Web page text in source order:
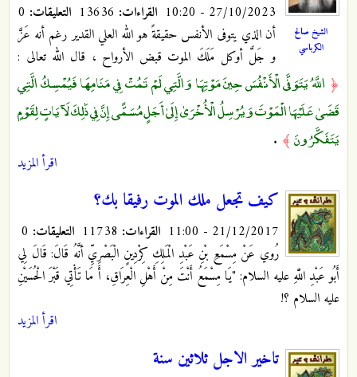
الشيخ صالح
الكرباسي
27/10/2023 - 10:20 القراءات: التعليقات:
أن الذي يتوفى الأنفس حقيقةً هو الله العلي القدير رغم أنه عَزَّ
و جَلَّ أوكل مَلَكَ الموت قبض الأرواح ، قال الله تعالى :
﴿ اللَّهُ يَتَوَفَّى الْأَنْفُسَ حِينَ مَوْتِهَا وَالَّتِي لَمْ تَمُتْ فِي مَنَامِهَا فَيُمْسِكُ الَّتِي
قَضَىٰ عَلَيْهَا الْمَوْتَ وَيُرْسِلُ الْأُخْرَىٰ إِلَىٰ أَجَلٍ مُسَمًّى إِنَّ فِي ذَٰلِكَ لَآيَاتٍ لِقَوْمٍ
يَتَفَكَّرُونَ ﴾ .
اقرأ المزيد
كيف تجعل ملك الموت رفيقا بك؟
21/12/2017 - 11:00 القراءات: التعليقات:
رُوي عَنْ مِسْمَعِ بْنِ عَبْدِ الْمَلِكِ كِرْدِينٍ الْبَصْرِيِّ أنَّهُ قَالَ: قَالَ لِي
أَبُو عَبْدِ اللَّهِعليه السلام: "يَا مِسْمَعُ أَنْتَ مِنْ أَهْلِ الْعِرَاقِ، أَ مَا تَأْتِي قَبْرَ الْحُسَيْنِ
عليه السلام ؟!
اقرأ المزيد
تاخير الاجل ثلاثين سنة